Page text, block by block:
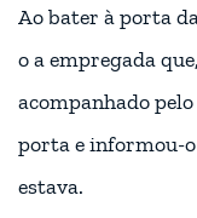
Ao bater à porta
o a empregada
acompanhado
porta e informou-o
estava.